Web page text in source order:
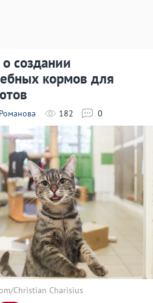
создании
кормов для
182 0
Christian Charisius